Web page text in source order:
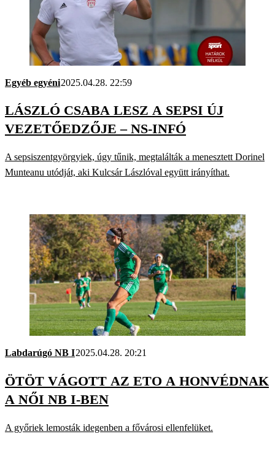
Egyéb egyéni2025.04.28. 22:59
LÁSZLÓ CSABA LESZ A SEPSI ÚJ
VEZETŐEDZŐJE – NS-INFÓ
A sepsiszentgyörgyiek, úgy tűnik, megtalálták a menesztett Dorinel
Munteanu utódját, aki Kulcsár Lászlóval együtt irányíthat.
Labdarúgó NB I2025.04.28. 20:21
ÖTÖT VÁGOTT AZ ETO A HONVÉDNAK
A NŐI NB I-BEN
A győriek lemosták idegenben a fővárosi ellenfelüket.